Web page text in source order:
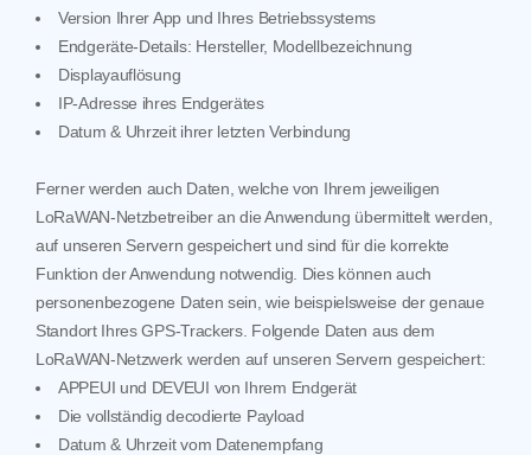
Version Ihrer App und Ihres Betriebssystems
Endgeräte-Details: Hersteller, Modellbezeichnung
Displayauflösung
IP-Adresse ihres Endgerätes
Datum & Uhrzeit ihrer letzten Verbindung
Ferner werden auch Daten, welche von Ihrem jeweiligen
LoRaWAN-Netzbetreiber an die Anwendung übermittelt werden,
auf unseren Servern gespeichert und sind für die korrekte
Funktion der Anwendung notwendig. Dies können auch
personenbezogene Daten sein, wie beispielsweise der genaue
Standort Ihres GPS-Trackers. Folgende Daten aus dem
LoRaWAN-Netzwerk werden auf unseren Servern gespeichert:
APPEUI und DEVEUI von Ihrem Endgerät
Die vollständig decodierte Payload
Datum & Uhrzeit vom Datenempfang